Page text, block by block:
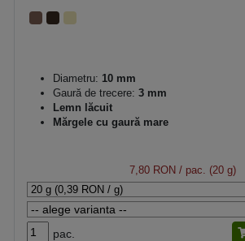
Diametru: 10 mm
Gaură de trecere: 3 mm
Lemn lăcuit
Mărgele cu gaură mare
7,80 RON/ pac. (20 g)
pac.